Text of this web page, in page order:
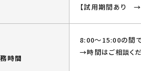
【試用期間あり
時間
8:00～15:00の間
→時間はご相談くだ